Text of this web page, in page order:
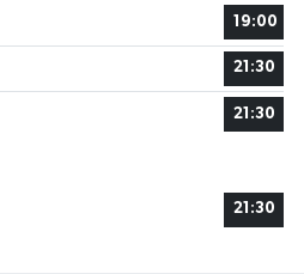
19:00
21:30
21:30
21:30